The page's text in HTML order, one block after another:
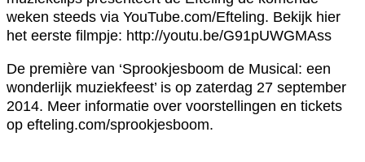
weken steeds via YouTube.com/Efteling. Bekijk hier
het eerste filmpje: http://youtu.be/G91pUWGMAss
De première van ‘Sprookjesboom de Musical: een
wonderlijk muziekfeest’ is op zaterdag 27 september
2014. Meer informatie over voorstellingen en tickets
op efteling.com/sprookjesboom.